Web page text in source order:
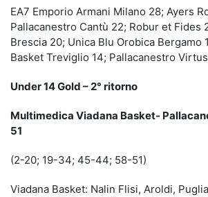
EA7 Emporio Armani Milano 28; Ayers
Pallacanestro Cantù 22; Robur et Fides
Brescia 20; Unica Blu Orobica Bergamo
Basket Treviglio 14; Pallacanestro
Under 14 Gold – 2° ritorno
Multimedica Viadana Basket-
51
(2-20; 19-34; 45-44; 58-51)
Viadana Basket: Nalin Flisi, Aroldi,